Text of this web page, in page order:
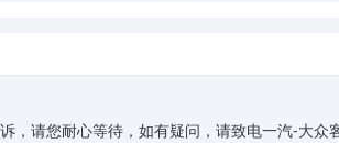
，请您耐心等待，如有疑问，请致电一汽-大众